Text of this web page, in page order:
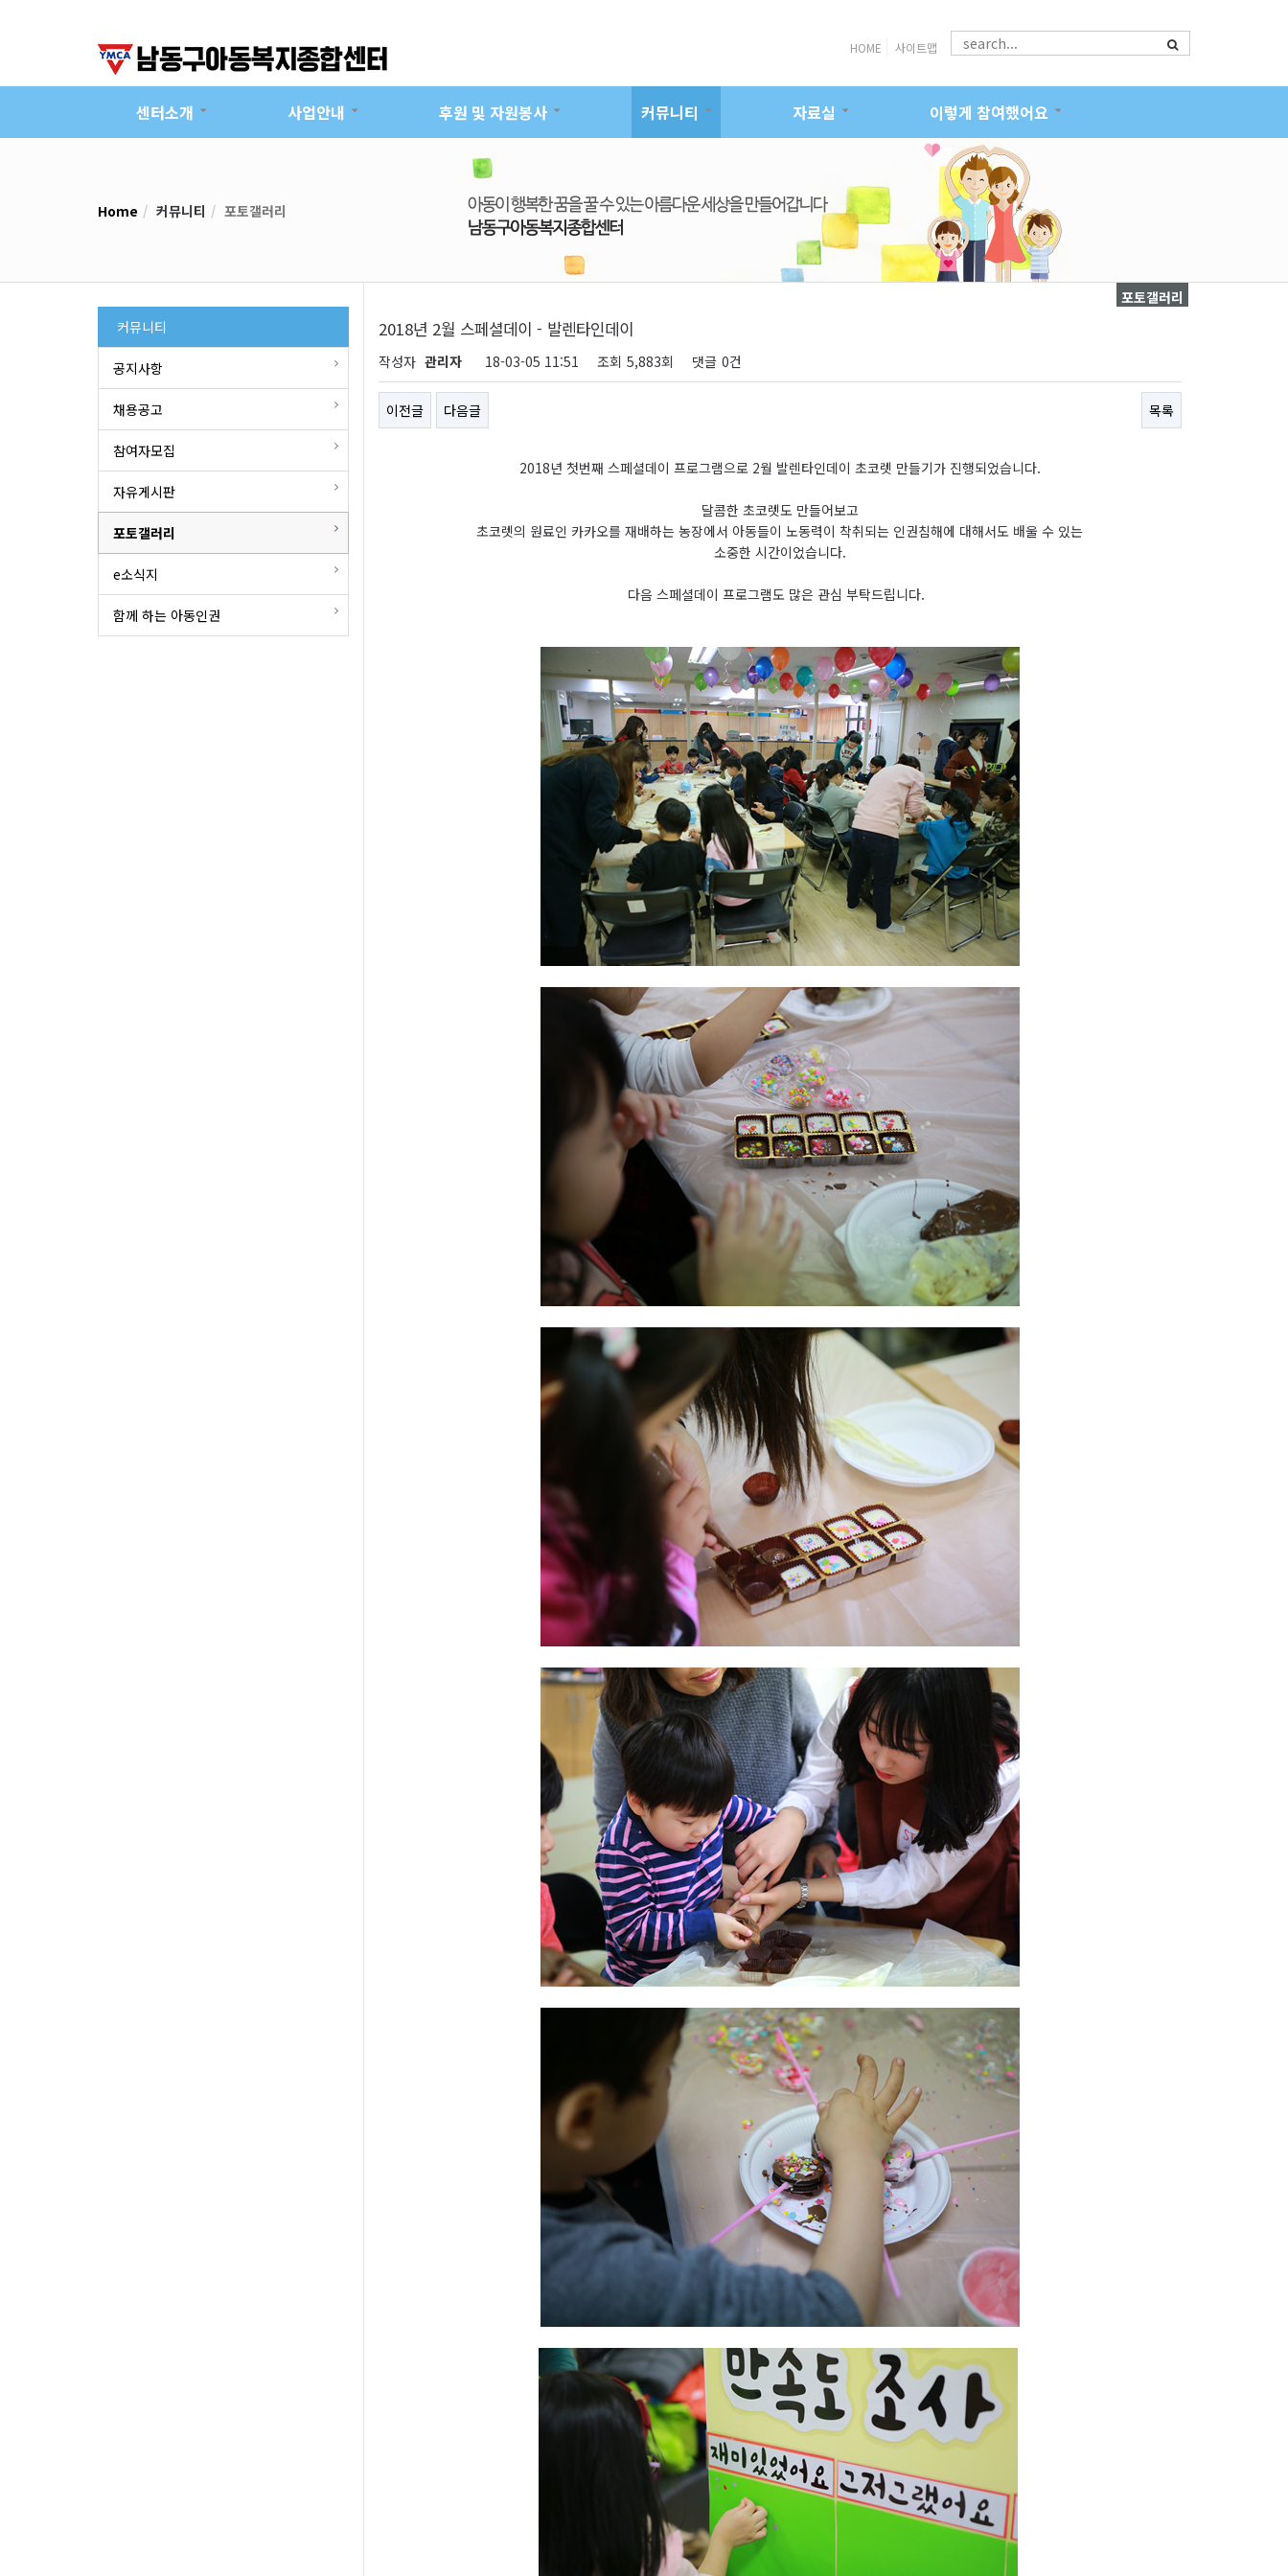
HOME 사이트맵
센터소개 사업안내 후원 및 자원봉사 커뮤니티 자료실 이렇게 참여했어요
Home 커뮤니티 포토갤러리
커뮤니티
공지사항
채용공고
참여자모집
자유게시판
포토갤러리
e소식지
함께 하는 아동인권
포토갤러리
2018년 2월 스페셜데이 - 발렌타인데이
작성자 관리자 18-03-05 11:51 조회 5,883회 댓글 0건
이전글 다음글 목록
2018년 첫번째 스페셜데이 프로그램으로 2월 발렌타인데이 초코렛 만들기가 진행되었습니다.
달콤한 초코렛도 만들어보고
초코렛의 원료인 카카오를 재배하는 농장에서 아동들이 노동력이 착취되는 인권침해에 대해서도 배울 수 있는
소중한 시간이었습니다.
다음 스페셜데이 프로그램도 많은 관심 부탁드립니다.